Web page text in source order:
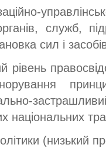
служб,
сил і
національних
(низький